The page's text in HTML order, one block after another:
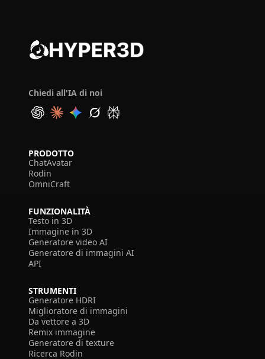
Chiedi all'IA di noi
PRODOTTO
ChatAvatar
Rodin
OmniCraft
FUNZIONALITÀ
Testo in 3D
Immagine in 3D
Generatore video AI
Generatore di immagini AI
API
STRUMENTI
Generatore HDRI
Miglioratore di immagini
Da vettore a 3D
Remix immagine
Generatore di texture
Ricerca Rodin